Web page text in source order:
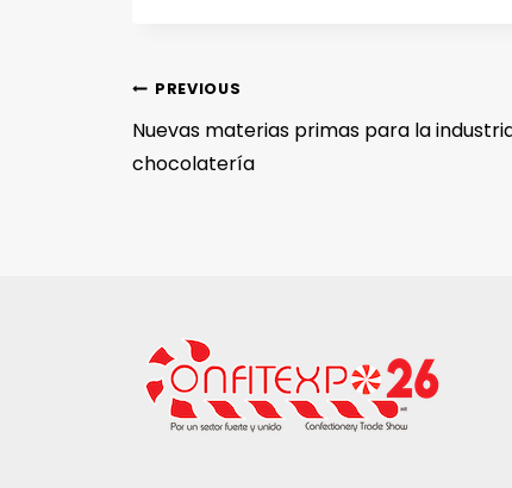
PREVIOUS
Nuevas materias primas para la
chocolatería